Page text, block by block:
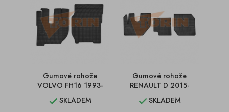
Gumové rohože
VOLVO FH16 1993-
SKLADEM
Gumové rohože
RENAULT D 2015-
SKLADEM